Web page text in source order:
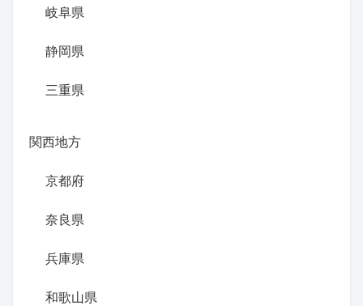
岐阜県
静岡県
三重県
関西地方
京都府
奈良県
兵庫県
和歌山県